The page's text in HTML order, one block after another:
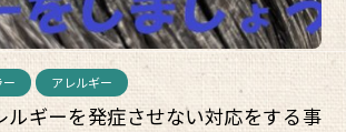
ー アレルギー
ルギーを発症させない対応をする事